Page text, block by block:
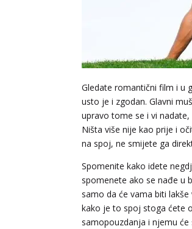
Gledate romantični film i u
usto je i zgodan. Glavni
upravo tome se i vi
Ništa više nije kao prije i
na spoj, ne smijete ga
Spomenite kako idete
spomenete ako se nađe u
samo da će vama biti
kako je to spoj stoga ćete
samopouzdanja i njemu će